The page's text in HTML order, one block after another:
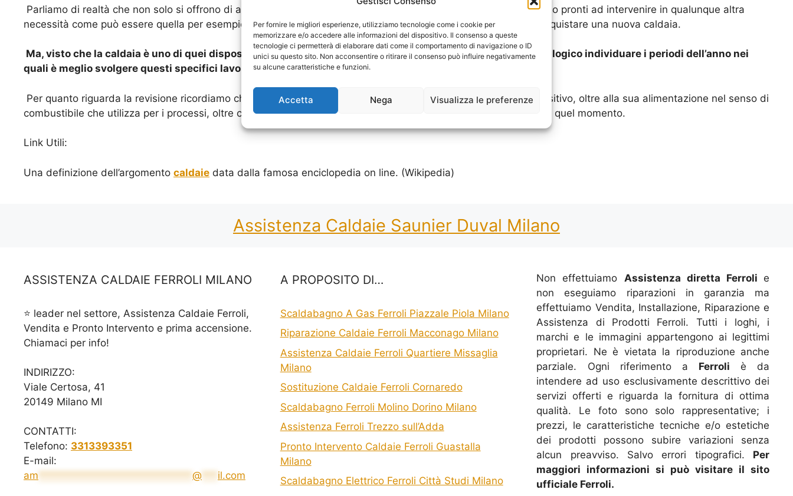
Per fornire le migliori esperienze, utilizziamo tecnologie come i cookie per
memorizzare e/o accedere alle informazioni del dispositivo. Il consenso a queste
tecnologie ci permetterà di elaborare dati come il comportamento di navigazione o ID
unici su questo sito. Non acconsentire o ritirare il consenso può influire negativamente
su alcune caratteristiche e funzioni.
Accetta Nega Visualizza le preferenze
Parliamo di realtà che non solo si offrono di aiutare il cliente offrendo dei servizi specifici e ben definiti, ma sono pronti ad intervenire in qualunque altra
necessità come può essere quella per esempio di avere una specifica consulenza, nel momento in cui c’è da acquistare una nuova caldaia.
Ma, visto che la caldaia è uno di quei dispositivi da gestire e da sottoporre a manutenzione periodica, sarà logico individuare i periodi dell’anno nei
quali è meglio svolgere questi specifici lavori.
Per quanto riguarda la revisione ricordiamo che avviene dopo un certo numero di anni in base all’età del dispositivo, oltre alla sua alimentazione nel senso di
combustibile che utilizza per i processi, oltre che ovviamente in base a quelle che sono le sue reali condizioni in quel momento.
Link Utili:
Una definizione dell’argomento caldaie data dalla famosa enciclopedia on line. (Wikipedia)
Assistenza Caldaie Saunier Duval Milano
ASSISTENZA CALDAIE FERROLI MILANO
⭐ leader nel settore, Assistenza Caldaie Ferroli,
Vendita e Pronto Intervento e prima accensione.
Chiamaci per info!
INDIRIZZO:
Viale Certosa, 41
20149 Milano MI
CONTATTI:
Telefono: 3313393351
E-mail:
am
@ il.com
A PROPOSITO DI…
Scaldabagno A Gas Ferroli Piazzale Piola Milano
Riparazione Caldaie Ferroli Macconago Milano
Assistenza Caldaie Ferroli Quartiere Missaglia
Milano
Sostituzione Caldaie Ferroli Cornaredo
Scaldabagno Ferroli Molino Dorino Milano
Assistenza Ferroli Trezzo sull’Adda
Pronto Intervento Caldaie Ferroli Guastalla
Milano
Scaldabagno Elettrico Ferroli Città Studi Milano
Non effettuiamo Assistenza diretta Ferroli e
non eseguiamo riparazioni in garanzia ma
effettuiamo Vendita, Installazione, Riparazione e
Assistenza di Prodotti Ferroli. Tutti i loghi, i
marchi e le immagini appartengono ai legittimi
proprietari. Ne è vietata la riproduzione anche
parziale. Ogni riferimento a Ferroli è da
intendere ad uso esclusivamente descrittivo dei
servizi offerti e riguarda la fornitura di ottima
qualità. Le foto sono solo rappresentative; i
prezzi, le caratteristiche tecniche e/o estetiche
dei prodotti possono subire variazioni senza
alcun preavviso. Salvo errori tipografici. Per
maggiori informazioni si può visitare il sito
ufficiale Ferroli.